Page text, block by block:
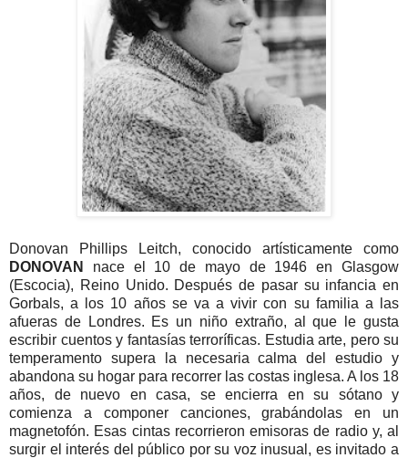
Donovan Phillips Leitch, conocido artísticamente como
DONOVAN
nace el 10 de mayo de 1946 en Glasgow
(Escocia), Reino Unido. Después de pasar su infancia en
Gorbals, a los 10 años se va a vivir con su familia a las
afueras de Londres. Es un niño extraño, al que le gusta
escribir cuentos y fantasías terroríficas. Estudia arte, pero su
temperamento supera la necesaria calma del estudio y
abandona su hogar para recorrer las costas inglesa. A los 18
años, de nuevo en casa, se encierra en su sótano y
comienza a componer canciones, grabándolas en un
magnetofón. Esas cintas recorrieron emisoras de radio y, al
surgir el interés del público por su voz inusual, es invitado a